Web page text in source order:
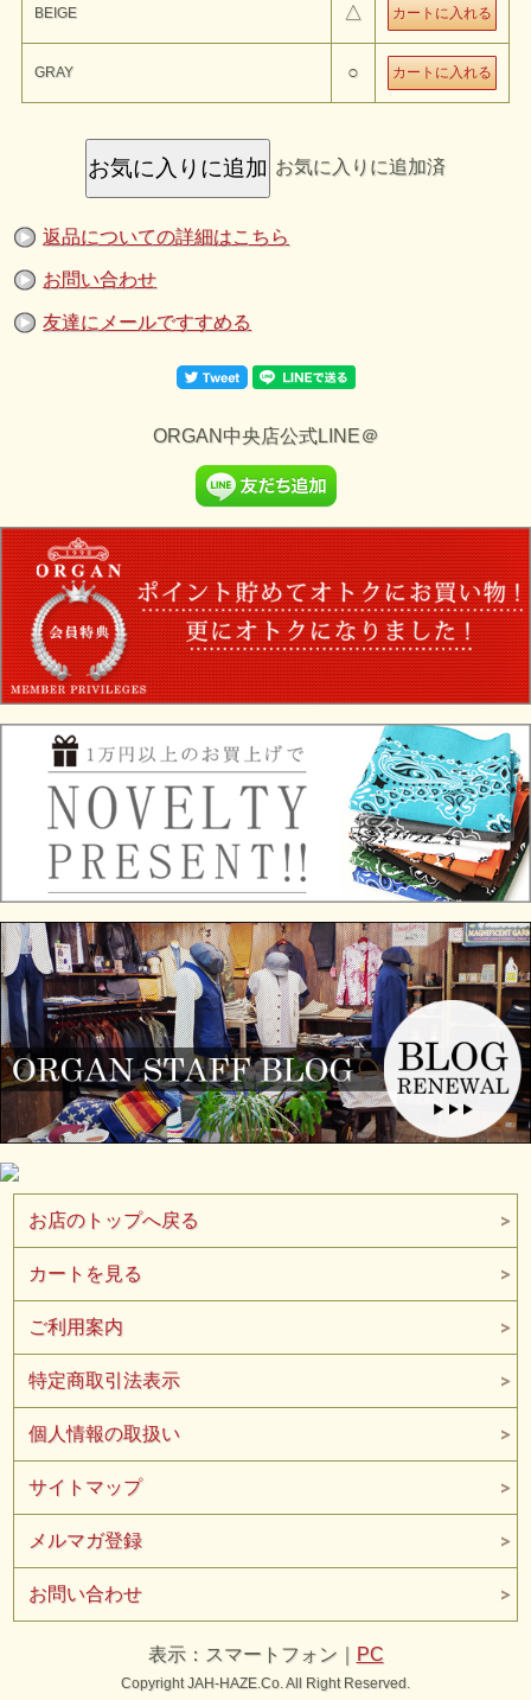
Dapper's
のご紹介で す。
毎年リリースする度に大変ご好評頂いております《カシミンク》の新
V.FRAASに生産依頼したマフラーです。
繊維化学の先端を担うドイツが生んだマフラーで暖かさ、軽さだけで
なく 肌触りと風合いを追求して開発された『カシミンク』を採用し
様々な技術面、ハイテク機械を駆使し 様々なスタイリングのアクセ
素材 アクリル：100％
1815 Col.BEIGE “Cashmink Scarf BALLOON”
BEIGE △
GRAY ○
お気に入りに追加済
返品についての詳細はこちら
お問い合わせ
友達にメールですすめる
ORGAN中央店公式LINE＠
お店のトップへ戻る
カートを見る
ご利用案内
特定商取引法表示
個人情報の取扱い
サイトマップ
メルマガ登録
お問い合わせ
表示：スマートフォン｜ PC
Copyright JAH-HAZE.Co. All Right Reserved.